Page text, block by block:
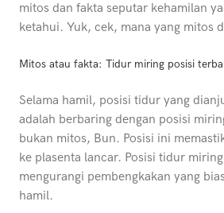
mitos dan fakta seputar kehamilan
ketahui. Yuk, cek, mana yang mitos
Mitos atau fakta: Tidur miring posisi
Selama hamil, posisi tidur yang
adalah berbaring dengan posisi
bukan mitos, Bun. Posisi ini
ke plasenta lancar. Posisi tidur
mengurangi pembengkakan yang
hamil.